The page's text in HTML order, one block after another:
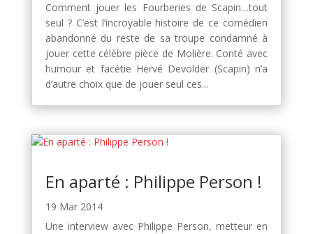
Comment jouer les Fourberies de Scapin…tout
seul ? C’est l’incroyable histoire de ce comédien
abandonné du reste de sa troupe condamné à
jouer cette célèbre pièce de Molière. Conté avec
humour et facétie Hervé Devolder (Scapin) n’a
d’autre choix que de jouer seul ces...
En aparté : Philippe Person !
19 Mar 2014
Une interview avec Philippe Person, metteur en